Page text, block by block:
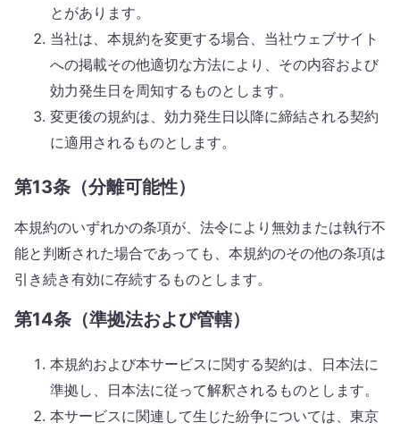
とがあります。
当社は、本規約を変更する場合、当社ウェブサイト
への掲載その他適切な方法により、その内容および
効力発生日を周知するものとします。
変更後の規約は、効力発生日以降に締結される契約
に適用されるものとします。
第13条（分離可能性）
本規約のいずれかの条項が、法令により無効または執行不
能と判断された場合であっても、本規約のその他の条項は
引き続き有効に存続するものとします。
第14条（準拠法および管轄）
本規約および本サービスに関する契約は、日本法に
準拠し、日本法に従って解釈されるものとします。
本サービスに関連して生じた紛争については、東京